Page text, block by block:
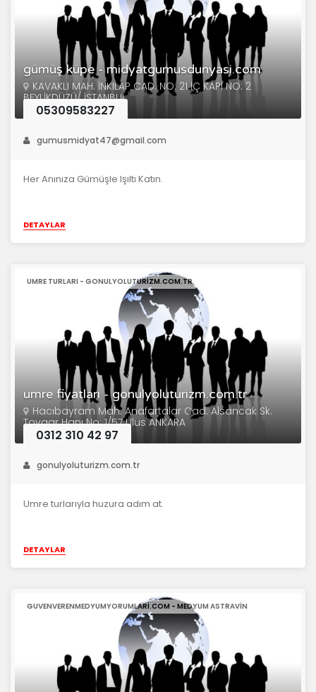
gümüş küpe - midyatgumusdunyasi.com
KAVAKLI MAH. İNKILAP CAD. NO: 21 İÇ KAPI NO: 2
BEYLİKDÜZÜ/ İSTANBUL
05309583227
gumusmidyat47@gmail.com
Her Anınıza Gümüşle Işıltı Katın.
DETAYLAR
umre fiyatları - gonulyoluturizm.com.tr
UMRE TURLARI - GONULYOLUTURIZM.COM.TR
Hacıbayram Mah. Anafartalar Cad. Alsancak Sk.
Toygar Hanı No: 1/57 Ulus ANKARA
0312 310 42 97
gonulyoluturizm.com.tr
Umre turlarıyla huzura adım at.
DETAYLAR
GUVENVERENMEDYUMYORUMLARI.COM - MEDYUM ASTRAVIN